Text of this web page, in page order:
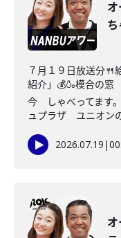
ち
７月１９日放送分
紹介」💰🍶模合の窓
今 しゃべってます
ュプラザ ユニオン
2026.07.19 |